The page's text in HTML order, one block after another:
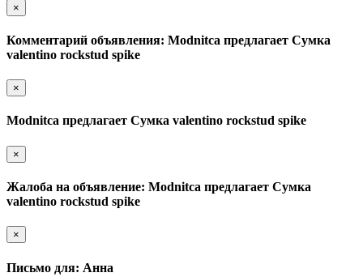
×
Комментарий объявления: Modnitca предлагает Сумка
valentino rockstud spike
×
Modnitca предлагает Сумка valentino rockstud spike
×
Жалоба на объявление: Modnitca предлагает Сумка
valentino rockstud spike
×
Письмо для: Анна